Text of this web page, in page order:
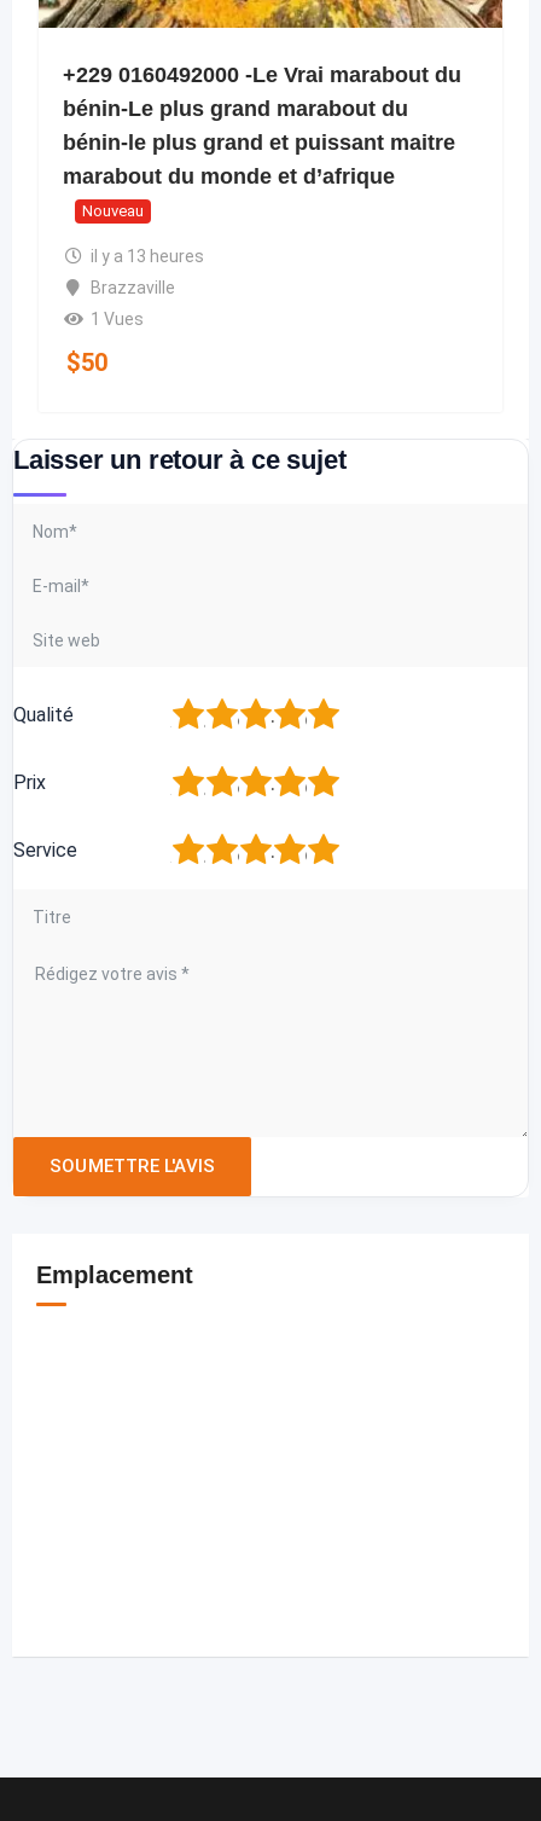
+229 0160492000 -Le Vrai marabout du
bénin-Le plus grand marabout du
bénin-le plus grand et puissant maitre
marabout du monde et d’afrique
Nouveau
il y a 13 heures
Brazzaville
1 Vues
$50
Laisser un retour à ce sujet
Qualité 5
4
3
2
Prix 5
4
3
2
Service 5
4
3
2
Emplacement